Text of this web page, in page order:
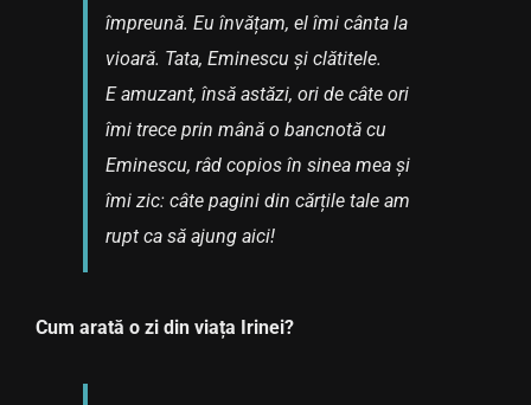
împreună. Eu învățam, el îmi cânta la
vioară. Tata, Eminescu și clătitele.
E amuzant, însă astăzi, ori de câte ori
îmi trece prin mână o bancnotă cu
Eminescu, râd copios în sinea mea și
îmi zic: câte pagini din cărțile tale am
rupt ca să ajung aici!
Cum arată o zi din viața Irinei?